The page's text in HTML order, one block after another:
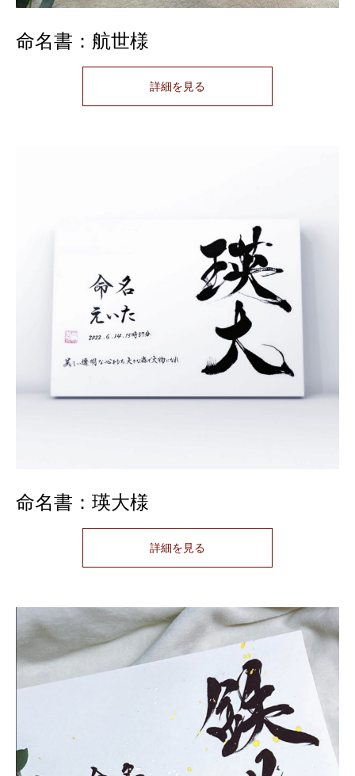
命名書：航世様
詳細を見る
命名書：瑛大様
詳細を見る